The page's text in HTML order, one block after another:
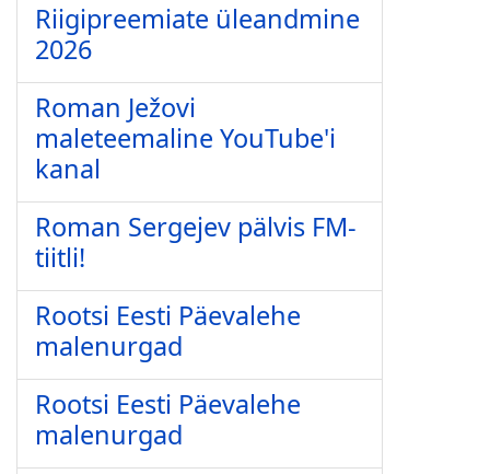
Riigipreemiate üleandmine
2026
Roman Ježovi
maleteemaline YouTube'i
kanal
Roman Sergejev pälvis FM-
tiitli!
Rootsi Eesti Päevalehe
malenurgad
Rootsi Eesti Päevalehe
malenurgad